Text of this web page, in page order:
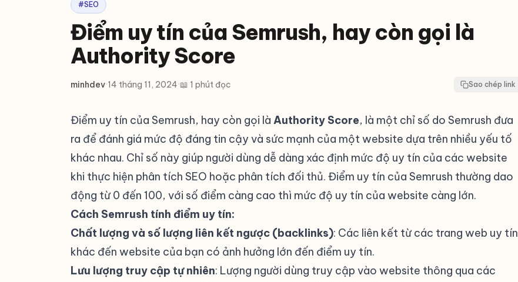
#SEO
Điểm uy tín của Semrush, hay còn gọi là
Authority Score
minhdev·14 tháng 11, 2024·📖 1 phút đọc Sao chép link
Điểm uy tín của Semrush, hay còn gọi là Authority Score, là một chỉ số do Semrush đưa
ra để đánh giá mức độ đáng tin cậy và sức mạnh của một website dựa trên nhiều yếu tố
khác nhau. Chỉ số này giúp người dùng dễ dàng xác định mức độ uy tín của các website
khi thực hiện phân tích SEO hoặc phân tích đối thủ. Điểm uy tín của Semrush thường dao
động từ 0 đến 100, với số điểm càng cao thì mức độ uy tín của website càng lớn.
Cách Semrush tính điểm uy tín:
Chất lượng và số lượng liên kết ngược (backlinks): Các liên kết từ các trang web uy tín
khác đến website của bạn có ảnh hưởng lớn đến điểm uy tín.
Lưu lượng truy cập tự nhiên: Lượng người dùng truy cập vào website thông qua các